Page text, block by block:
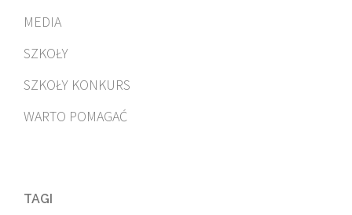
MEDIA
SZKOŁY
SZKOŁY KONKURS
WARTO POMAGAĆ
TAGI